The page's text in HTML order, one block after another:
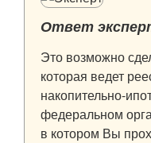
Ответ
Это возможно
которая ведет
накопительно-
федеральном
в котором Вы